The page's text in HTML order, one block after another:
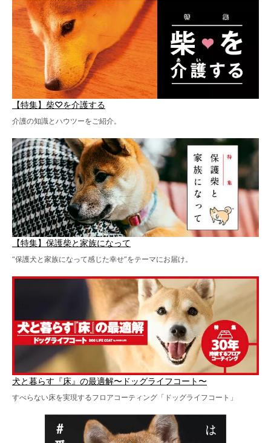
【特集】柴♡を介護する
介護の知識とハウツーをご紹介。
【特集】保護柴と家族になって
“保護犬と家族になって感じた幸せ”をテーマにお届け。
犬と暮らす『床』の最適解〜ドッグライフコート〜
すべらない床を実現するフロアコーティング「ドッグライフコート」